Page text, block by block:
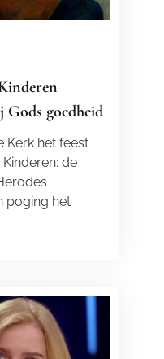
goedheid
Kerk het feest
de
poging het